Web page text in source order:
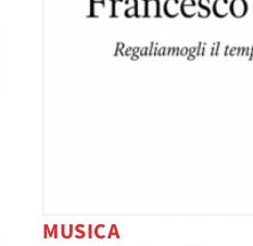
MUSICA